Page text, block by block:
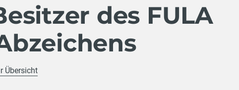
des FULA
Übersicht